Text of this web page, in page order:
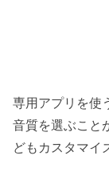
専用アプリを使
音質を選ぶこと
どもカスタマイ